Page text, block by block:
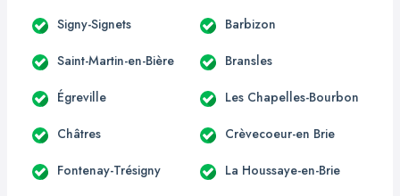
Signy-Signets Barbizon
Saint-Martin-en-Bière Bransles
Égreville Les Chapelles-Bourbon
Châtres Crèvecoeur-en Brie
Fontenay-Trésigny La Houssaye-en-Brie